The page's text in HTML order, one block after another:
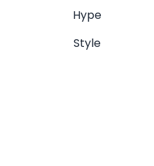
Hype
Style